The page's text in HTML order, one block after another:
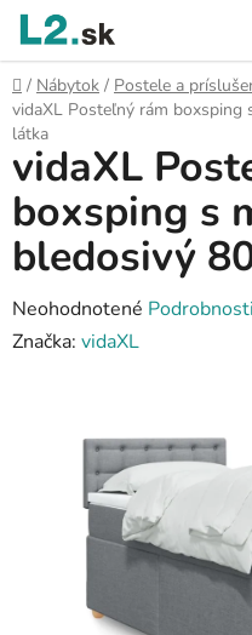
Prejsť
obsah
Domov
/ Nábytok / Postele a
vidaXL Posteľný rám boxsping
látka
vidaXL
boxsping s
bledosivý
Priemerné
hodnotenie
hviezdičiek.
Neohodnotené
Značka: vidaXL